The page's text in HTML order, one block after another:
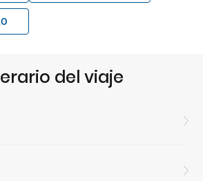
del viaje